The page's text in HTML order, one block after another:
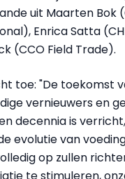
uit Maarten Bok
Enrica Satta
(CCO Field Trade).
toe: "De toekomst
vernieuwers en
decennia is
evolutie van
op zullen
te stimuleren,